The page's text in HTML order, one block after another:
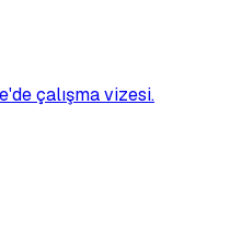
çalışma vizesi.